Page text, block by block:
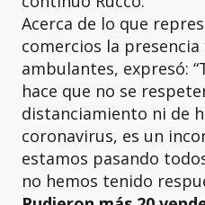
Acerca de lo que
comercios la
ambulantes, expresó:
hace que no se
distanciamiento ni de
coronavirus, es un
estamos pasando
no hemos tenido